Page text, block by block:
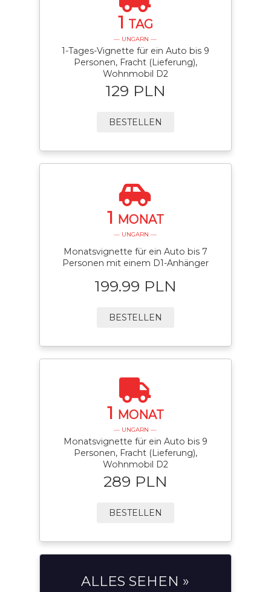
1 TAG
— UNGARN —
1-Tages-Vignette für ein Auto bis 9
Personen, Fracht (Lieferung),
Wohnmobil D2
129 PLN
BESTELLEN
1 MONAT
— UNGARN —
Monatsvignette für ein Auto bis 7
Personen mit einem D1-Anhänger
199.99 PLN
BESTELLEN
1 MONAT
— UNGARN —
Monatsvignette für ein Auto bis 9
Personen, Fracht (Lieferung),
Wohnmobil D2
289 PLN
BESTELLEN
ALLES SEHEN »